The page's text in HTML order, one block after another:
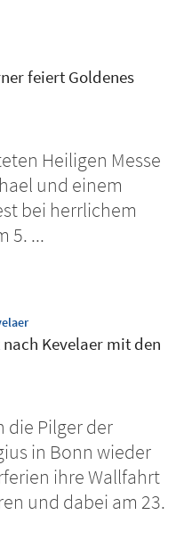
feiert Goldenes
Heiligen Messe
und einem
bei herrlichem
5. ...
:
Kevelaer mit den
die Pilger der
in Bonn wieder
ihre Wallfahrt
und dabei am 23.